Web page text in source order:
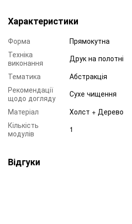
Характеристики
Форма
Прямокутна
Техніка
виконання
Друк на полотні
Тематика
Абстракція
Рекомендації
щодо догляду
Сухе чищення
Матеріал
Холст + Дерево
Кількість
модулів
1
Відгуки